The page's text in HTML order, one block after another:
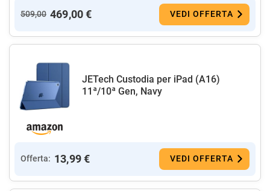
509,00 469,00 € VEDI OFFERTA
JETech Custodia per iPad (A16)
11ª/10ª Gen, Navy
Offerta: 13,99 € VEDI OFFERTA